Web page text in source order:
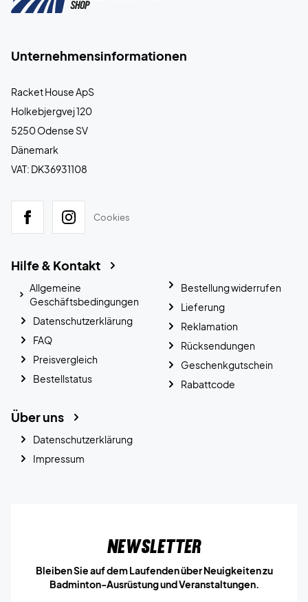
Unternehmensinformationen
Racket House ApS
Holkebjergvej 120
5250 Odense SV
Dänemark
VAT: DK36931108
Cookies
Hilfe & Kontakt
Allgemeine
Geschäftsbedingungen
Datenschutzerklärung
FAQ
Preisvergleich
Bestellstatus
Bestellung widerrufen
Lieferung
Reklamation
Rücksendungen
Geschenkgutschein
Rabattcode
Über uns
Datenschutzerklärung
Impressum
Newsletter
Bleiben Sie auf dem Laufenden über Neuigkeiten zu
Badminton-Ausrüstung und Veranstaltungen.